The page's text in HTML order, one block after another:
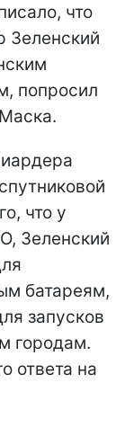
что
Зеленский
попросил
что у
Зеленский
батареям,
запусков
городам.
ответа на